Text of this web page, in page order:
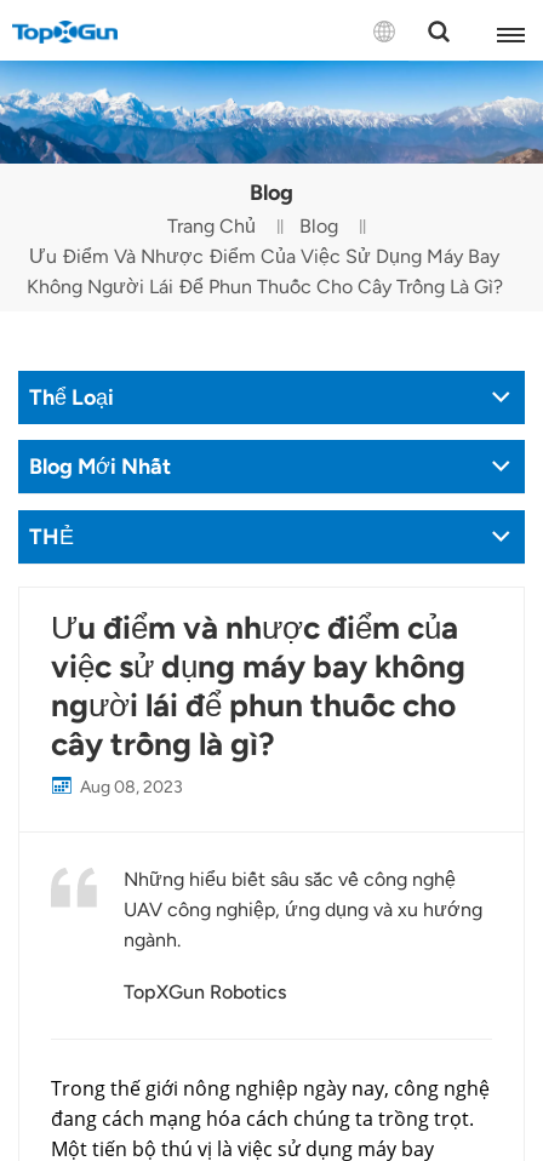
LIÊN HỆ VỚI CHÚNG TÔI
English
Русский
Português(Brasil)
Türkçe
Blog
Trang Chủ
Blog
Ưu Điểm Và Nhược Điểm Của Việc Sử Dụng Máy Bay
Không Người Lái Để Phun Thuốc Cho Cây Trồng Là Gì?
Thể Loại
Blog Mới Nhất
THẺ
Ưu điểm và nhược điểm của
việc sử dụng máy bay không
người lái để phun thuốc cho
cây trồng là gì?
Aug 08, 2023
Những hiểu biết sâu sắc về công nghệ
UAV công nghiệp, ứng dụng và xu hướng
ngành.
TopXGun Robotics
Trong thế giới nông nghiệp ngày nay, công nghệ
đang cách mạng hóa cách chúng ta trồng trọt.
Một tiến bộ thú vị là việc sử dụng máy bay